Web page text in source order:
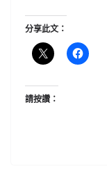
分享此文：
請按讚：